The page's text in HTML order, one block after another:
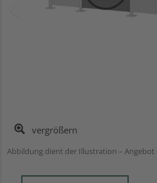
vergrößern
Abbildung dient der Illustration – Angebot